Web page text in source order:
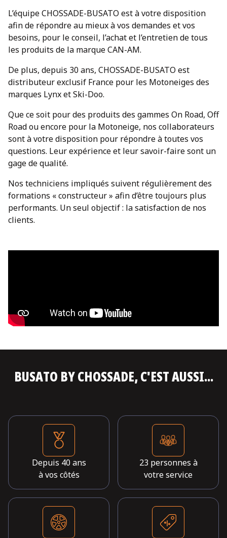
L’équipe CHOSSADE-BUSATO est à votre disposition
afin de répondre au mieux à vos demandes et vos
besoins, pour le conseil, l’achat et l’entretien de tous
les produits de la marque CAN-AM.
De plus, depuis 30 ans, CHOSSADE-BUSATO est
distributeur exclusif France pour les Motoneiges des
marques Lynx et Ski-Doo.
Que ce soit pour des produits des gammes On Road, Off
Road ou encore pour la Motoneige, nos collaborateurs
sont à votre disposition pour répondre à toutes vos
questions. Leur expérience et leur savoir-faire sont un
gage de qualité.
Nos techniciens impliqués suivent régulièrement des
formations « constructeur » afin d’être toujours plus
performants. Un seul objectif : la satisfaction de nos
clients.
BUSATO BY CHOSSADE, C'EST AUSSI...
Depuis 40 ans
à vos côtés
23 personnes à
votre service